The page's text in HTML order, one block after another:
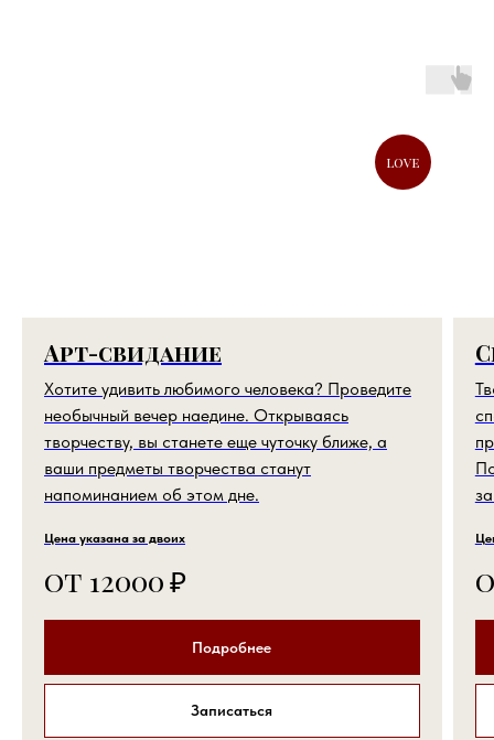
love
Арт-свидание
Хотите удивить любимого человека? Проведите
необычный вечер наедине. Открываясь
творчеству, вы станете еще чуточку ближе, а
ваши предметы творчества станут
напоминанием об этом дне.
Цена указана за двоих
от 12000₽
Подробнее
Записаться